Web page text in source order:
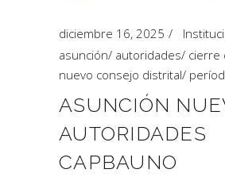
diciembre 16, 2025
asunción/ autoridades/ cierre
nuevo consejo distrital/
ASUNCIÓN
AUTORIDADES
CAPBAUNO